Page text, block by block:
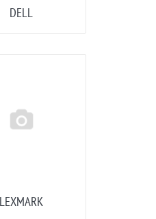
DELL
LEXMARK